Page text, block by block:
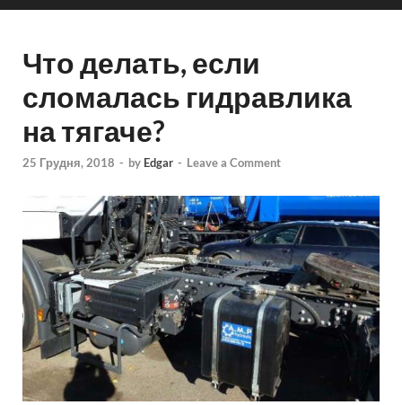
Что делать, если
сломалась гидравлика
на тягаче?
25 Грудня, 2018 - by Edgar - Leave a Comment